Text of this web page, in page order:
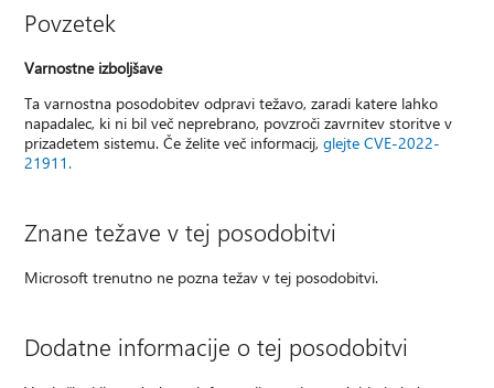
Povzetek
Varnostne izboljšave
Ta varnostna posodobitev odpravi težavo, zaradi katere lahko
napadalec, ki ni bil več neprebrano, povzroči zavrnitev storitve v
prizadetem sistemu. Če želite več informacij,glejte CVE-2022-
21911.
Znane težave v tej posodobitvi
Microsoft trenutno ne pozna težav v tej posodobitvi.
Dodatne informacije o tej posodobitvi